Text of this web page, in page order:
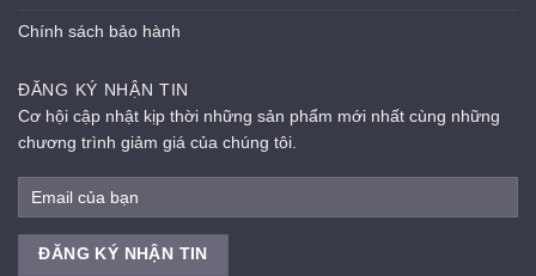
Chính sách bảo hành
ĐĂNG KÝ NHẬN TIN
Cơ hội cập nhật kịp thời những sản phẩm mới nhất cùng những
chương trình giảm giá của chúng tôi.